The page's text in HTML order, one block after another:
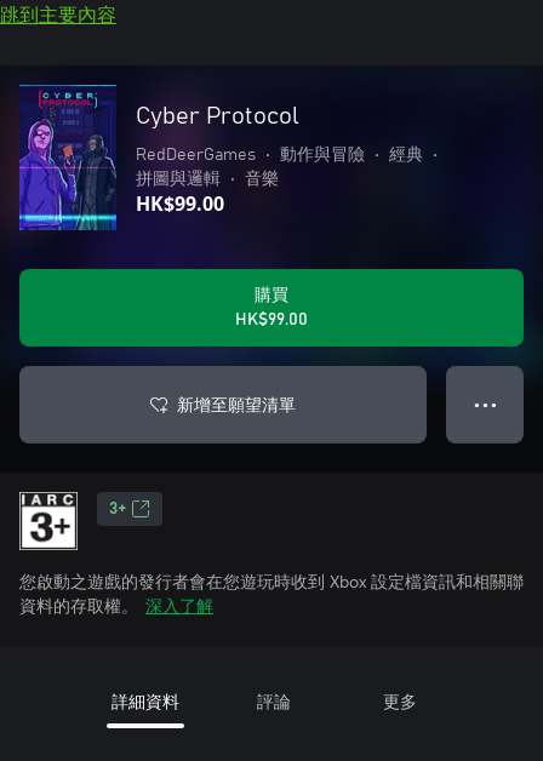
跳到主要內容
Cyber Protocol
RedDeerGames • 動作與冒險 • 經典
•
拼圖與邏輯
• 音樂
HK$99.00
購買
HK$99.00
新增至願望清單 ● ● ●
3+
您啟動之遊戲的發行者會在您遊玩時收到 Xbox 設定檔資訊和相關聯
資料的存取權。
深入了解
詳細資料 評論 更多